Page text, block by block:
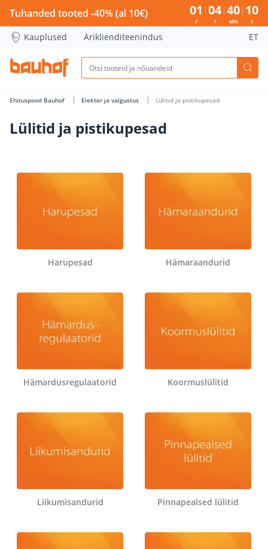
Lülitid ja pistikupesad - Bauhof has loaded
Tuhanded tooted -40% (al 10€) 01
P
04
T
40
MIN
09
S
Kauplused Äriklienditeenindus ET
Ehituspood Bauhof Elekter ja valgustus Lülitid ja pistikupesad
Lülitid ja pistikupesad
Harupesad Hämaraandurid
Hämardusregulaatorid Koormuslülitid
Liikumisandurid Pinnapealsed lülitid